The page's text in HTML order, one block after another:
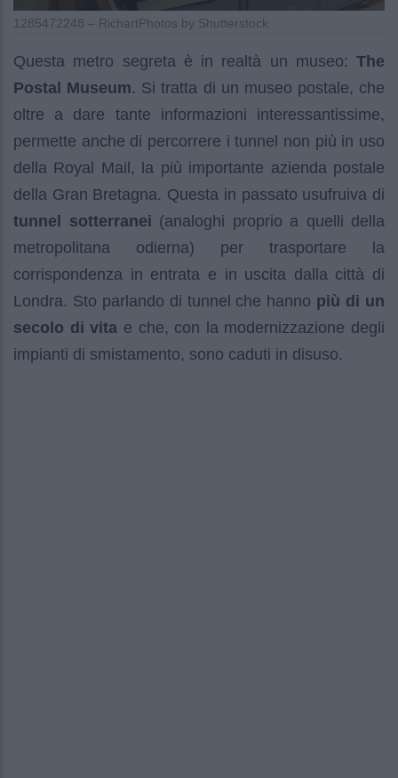
1285472248 – RichartPhotos by Shutterstock
Questa metro segreta è in realtà un museo: The
Postal Museum. Si tratta di un museo postale, che
oltre a dare tante informazioni interessantissime,
permette anche di percorrere i tunnel non più in uso
della Royal Mail, la più importante azienda postale
della Gran Bretagna. Questa in passato usufruiva di
tunnel sotterranei (analoghi proprio a quelli della
metropolitana odierna) per trasportare la
corrispondenza in entrata e in uscita dalla città di
Londra. Sto parlando di tunnel che hanno più di un
secolo di vita e che, con la modernizzazione degli
impianti di smistamento, sono caduti in disuso.